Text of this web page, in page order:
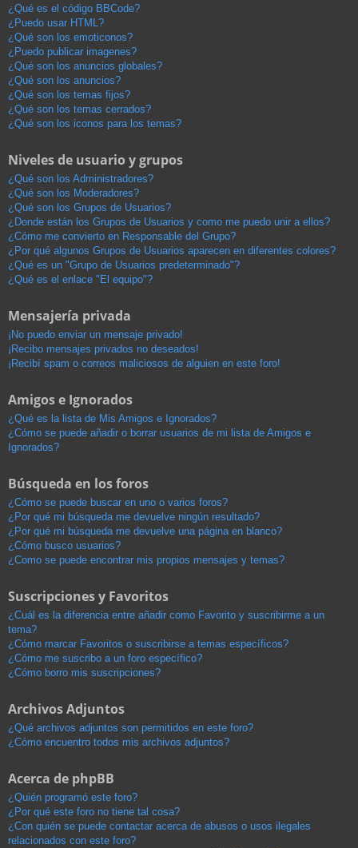
¿Qué es el código BBCode?
¿Puedo usar HTML?
¿Qué son los emoticonos?
¿Puedo publicar imagenes?
¿Qué son los anuncios globales?
¿Qué son los anuncios?
¿Qué son los temas fijos?
¿Qué son los temas cerrados?
¿Qué son los iconos para los temas?
Niveles de usuario y grupos
¿Qué son los Administradores?
¿Qué son los Moderadores?
¿Qué son los Grupos de Usuarios?
¿Donde están los Grupos de Usuarios y como me puedo unir a ellos?
¿Cómo me convierto en Responsable del Grupo?
¿Por qué algunos Grupos de Usuarios aparecen en diferentes colores?
¿Qué es un "Grupo de Usuarios predeterminado"?
¿Qué es el enlace "El equipo"?
Mensajería privada
¡No puedo enviar un mensaje privado!
¡Recibo mensajes privados no deseados!
¡Recibí spam o correos maliciosos de alguien en este foro!
Amigos e Ignorados
¿Qué es la lista de Mis Amigos e Ignorados?
¿Cómo se puede añadir o borrar usuarios de mi lista de Amigos e
Ignorados?
Búsqueda en los foros
¿Cómo se puede buscar en uno o varios foros?
¿Por qué mi búsqueda me devuelve ningún resultado?
¿Por qué mi búsqueda me devuelve una página en blanco?
¿Cómo busco usuarios?
¿Como se puede encontrar mis propios mensajes y temas?
Suscripciones y Favoritos
¿Cuál es la diferencia entre añadir como Favorito y suscribirme a un
tema?
¿Cómo marcar Favoritos o suscribirse a temas específicos?
¿Cómo me suscribo a un foro específico?
¿Cómo borro mis suscripciones?
Archivos Adjuntos
¿Qué archivos adjuntos son permitidos en este foro?
¿Cómo encuentro todos mis archivos adjuntos?
Acerca de phpBB
¿Quién programó este foro?
¿Por qué este foro no tiene tal cosa?
¿Con quién se puede contactar acerca de abusos o usos ilegales
relacionados con este foro?